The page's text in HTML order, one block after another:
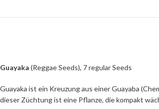
Guayaka (Reggae Seeds), 7 regular Seeds
Guayaka ist ein Kreuzung aus einer Guayaba
dieser Züchtung ist eine Pflanze, die kompakt